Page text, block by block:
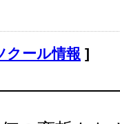
クール情報 ]